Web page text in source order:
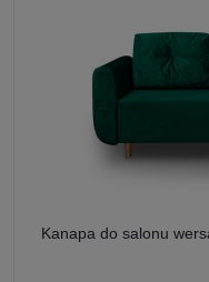
Kanapa do salonu